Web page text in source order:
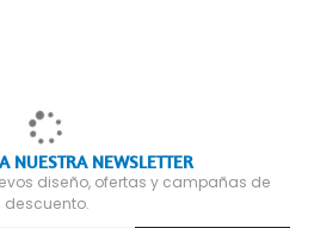
NUESTRA NEWSLETTER
diseño, ofertas y campañas de
descuento.